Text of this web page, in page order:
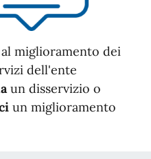
miglioramento dei
dell'ente
un disservizio o
un miglioramento